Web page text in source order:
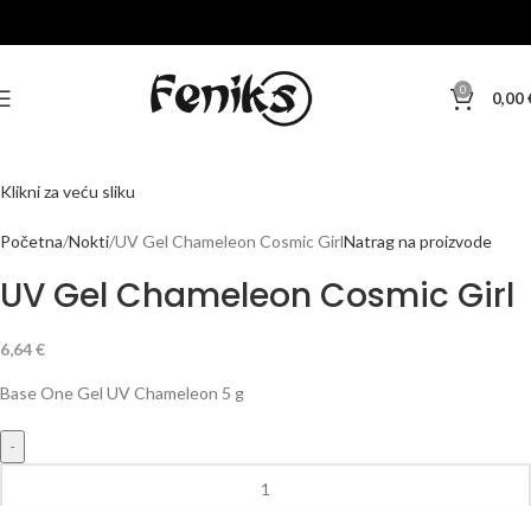
0 0,00
Klikni za veću sliku
Početna Nokti UV Gel Chameleon Cosmic GirlNatrag na proizvode
UV Gel Chameleon Cosmic Girl
6,64€
Base One Gel UV Chameleon 5 g